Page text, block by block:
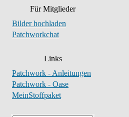
Für Mitglieder
Bilder hochladen
Patchworkchat
Links
Patchwork - Anleitungen
Patchwork - Oase
MeinStoffpaket